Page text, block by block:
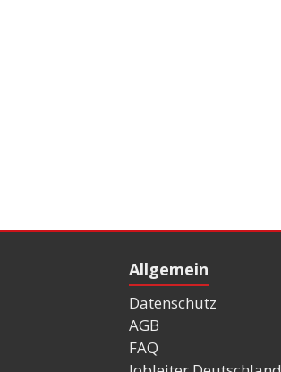
Allgemein
Datenschutz
AGB
FAQ